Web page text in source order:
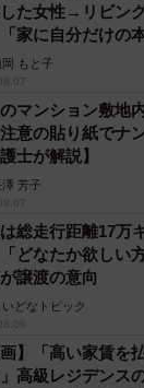
た女性→リビン
家に自分だけの本
岡 もと子
マンション敷地
意の貼り紙でナ
護士が解説】
澤 芳子
総走行距離17万
どなたか欲しい
譲渡の意向
いどなトピック
画】「高い家賃を
高級レジデンス